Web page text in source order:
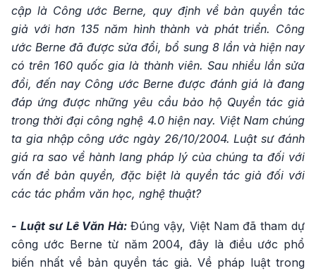
cập là Công ước Berne, quy định về bản quyền tác
giả với hơn 135 năm hình thành và phát triển. Công
ước Berne đã được sửa đổi, bổ sung 8 lần và hiện nay
có trên 160 quốc gia là thành viên. Sau nhiều lần sửa
đổi, đến nay Công ước Berne được đánh giá là đang
đáp ứng được những yêu cầu bảo hộ Quyền tác giả
trong thời đại công nghệ 4.0 hiện nay. Việt Nam chúng
ta gia nhập công ước ngày 26/10/2004. Luật sư đánh
giá ra sao về hành lang pháp lý của chúng ta đối với
vấn đề bản quyền, đặc biệt là quyền tác giả đối với
các tác phẩm văn học, nghệ thuật?
- Luật sư Lê Văn Hà: Đúng vậy, Việt Nam đã tham dự
công ước Berne từ năm 2004, đây là điều ước phổ
biến nhất về bản quyền tác giả. Về pháp luật trong